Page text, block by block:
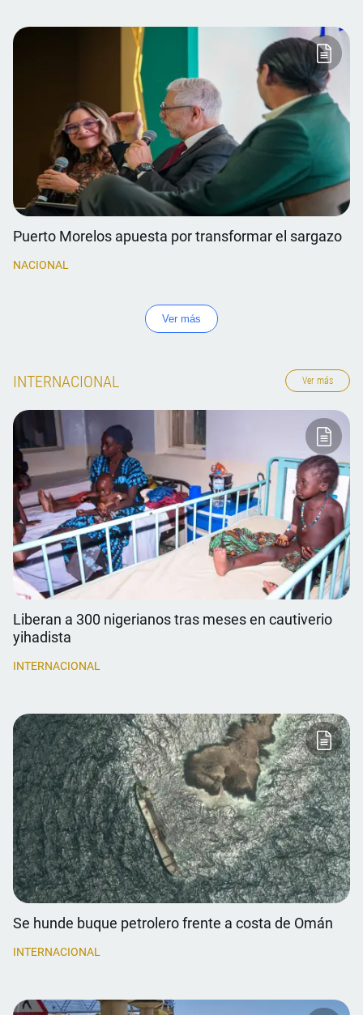
Puerto Morelos apuesta por transformar el sargazo
NACIONAL
Ver más
INTERNACIONAL Ver más
Liberan a 300 nigerianos tras meses en cautiverio
yihadista
INTERNACIONAL
Se hunde buque petrolero frente a costa de Omán
INTERNACIONAL